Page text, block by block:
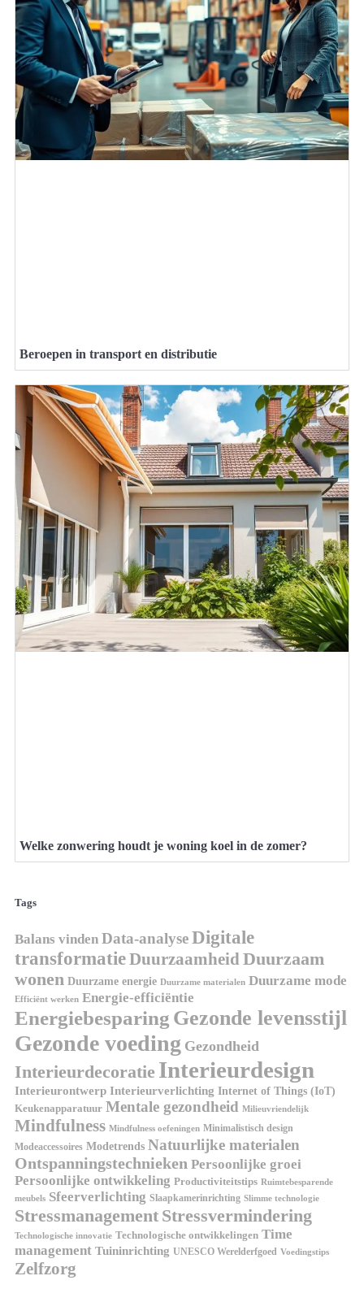
Beroepen in transport en distributie
Welke zonwering houdt je woning koel in de zomer?
Tags
Balans vinden Data-analyseDigitale
transformatieDuurzaamheidDuurzaam
wonen Duurzame energie Duurzame materialen Duurzame mode
Efficiënt werken Energie-efficiëntie
Energiebesparing Gezonde levensstijl
Gezonde voeding Gezondheid
Interieurdecoratie Interieurdesign
Interieurontwerp Interieurverlichting Internet of Things (IoT)
Keukenapparatuur Mentale gezondheid Milieuvriendelijk
Mindfulness Mindfulness oefeningen Minimalistisch design
Modeaccessoires Modetrends Natuurlijke materialen
Ontspanningstechnieken Persoonlijke groei
Persoonlijke ontwikkeling Productiviteitstips Ruimtebesparende
meubels Sfeerverlichting Slaapkamerinrichting Slimme technologie
Stressmanagement Stressvermindering
Technologische innovatie Technologische ontwikkelingen Time
management Tuininrichting UNESCO Werelderfgoed Voedingstips
Zelfzorg